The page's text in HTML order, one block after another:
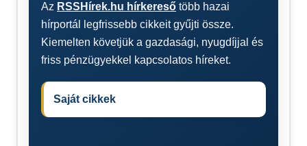
Az RSSHírek.hu hírkereső több hazai
hírportál legfrissebb cikkeit gyűjti össze.
Kiemelten követjük a gazdasági, nyugdíjjal és
friss pénzügyekkel kapcsolatos híreket.
Saját cikkek